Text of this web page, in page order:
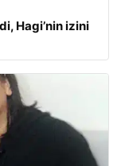
Hagi’nin izini